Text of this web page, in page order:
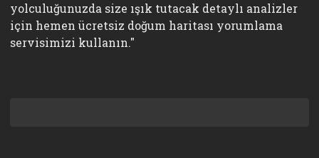
yolculuğunuzda size ışık tutacak detaylı analizler
için hemen ücretsiz doğum haritası yorumlama
servisimizi kullanın."